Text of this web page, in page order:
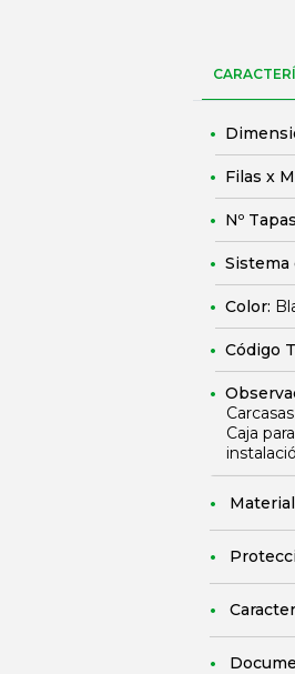
Filas x
Nº
Sistema
Color:
Código
Caja